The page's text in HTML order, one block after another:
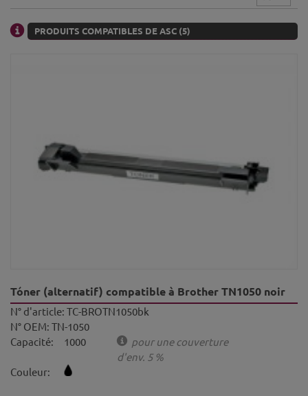
PRODUITS COMPATIBLES DE ASC (5)
Tóner (alternatif) compatible à Brother TN1050 noir
N° d'article: TC-BROTN1050bk
N° OEM: TN-1050
Capacité:
1000
pour une couverture
d'env. 5 %
Couleur: